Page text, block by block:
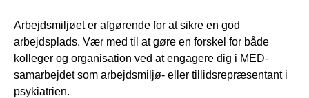
Arbejdsmiljøet er afgørende for at sikre en god
arbejdsplads. Vær med til at gøre en forskel for både
kolleger og organisation ved at engagere dig i MED-
samarbejdet som arbejdsmiljø- eller tillidsrepræsentant i
psykiatrien.